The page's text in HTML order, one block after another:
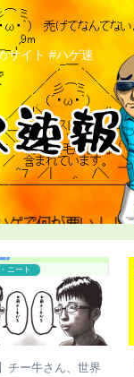
サイト #ハゲ速
】デビッド・ベッ